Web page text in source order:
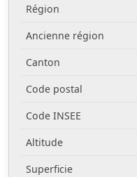
Région
Ancienne région
Canton
Code postal
Code INSEE
Altitude
Superficie